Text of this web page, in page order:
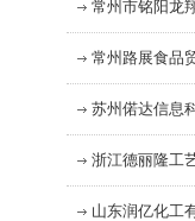
常州市铭阳龙
常州路展食品
苏州偌达信息
浙江德丽隆工
山东润亿化工